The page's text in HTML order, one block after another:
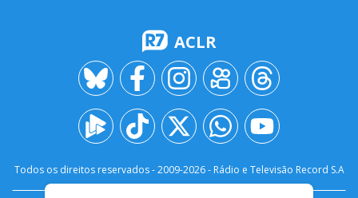
ACLR
Todos os direitos reservados - 2009-2026- Rádio e Televisão Record S.A